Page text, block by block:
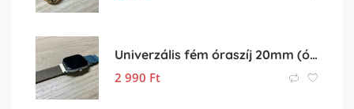
Univerzális fém óraszíj 20mm (óra szíj)
2 990 Ft